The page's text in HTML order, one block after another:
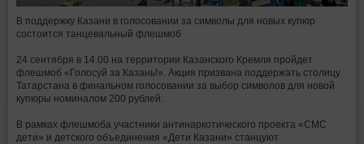
В поддержку Казани в голосовании за символы для новых купюр
состоится танцевальный флешмоб
24 сентября в 14.00 на территории Казанского Кремля пройдет
флешмоб «Голосуй за Казань!». Акция призвана поддержать столицу
Татарстана в финальном голосовании за выбор символов для новой
купюры номиналом 200 рублей.
В рамках флешмоба участники антинаркотического проекта «СМС
дети» и детского объединения «Дети Казани» станцуют